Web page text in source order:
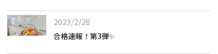
2023/2/28
合格速報！第3弾✨